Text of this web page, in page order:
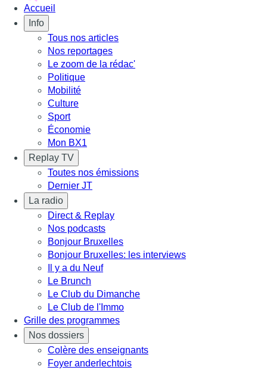
Accueil
Info
Tous nos articles
Nos reportages
Le zoom de la rédac'
Politique
Mobilité
Culture
Sport
Économie
Mon BX1
Replay TV
Toutes nos émissions
Dernier JT
La radio
Direct & Replay
Nos podcasts
Bonjour Bruxelles
Bonjour Bruxelles: les interviews
Il y a du Neuf
Le Brunch
Le Club du Dimanche
Le Club de l'Immo
Grille des programmes
Nos dossiers
Colère des enseignants
Foyer anderlechtois